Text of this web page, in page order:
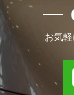
お気